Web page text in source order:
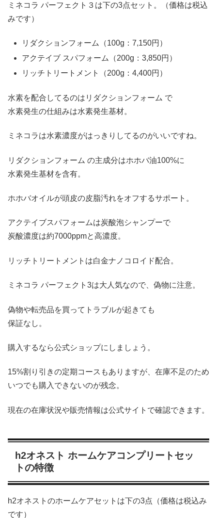
ミネコラ パーフェクト３は下の3点セット。（価格は税込
みです）
リダクションフォーム（100g：7,150円）
アクテイブ スパフォーム（200g：3,850円）
リッチトリートメント（200g：4,400円）
水素を配合してるのはリダクションフォーム で
水素発生の仕組みは水素発生基材。
ミネコラは水素濃度がはっきりしてるのがいいですね。
リダクションフォーム の主成分はホホバ油100%に
水素発生基材を含有。
ホホバオイルが頭皮の皮脂汚れをオフするサポート。
アクテイブスパフォームは炭酸泡シャンプーで
炭酸濃度は約7000ppmと高濃度。
リッチトリートメントは白金ナノコロイド配合。
ミネコラ パーフェクト3は大人気なので、偽物に注意。
偽物や転売品を買ってトラブルが起きても
保証なし。
購入するなら公式ショップにしましょう。
15%割り引きの定期コースもありますが、在庫不足のため
いつでも購入できないのが残念。
現在の在庫状況や販売情報は公式サイトで確認できます。
h2オネスト ホームケアコンプリートセッ
トの特徴
h2オネストのホームケアセットは下の3点（価格は税込み
です）